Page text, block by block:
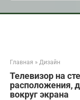
Главная » Дизайн
Телевизор на
расположения,
вокруг экрана